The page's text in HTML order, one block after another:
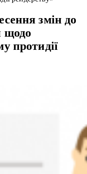
змін до
щодо
протидії